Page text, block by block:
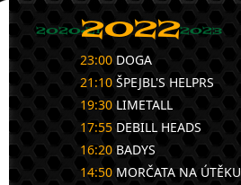
2020-2120222023
23:00 DOGA
21:10 ŠPEJBL'S HELPRS
19:30 LIMETALL
17:55 DEBILL HEADS
16:20 BADYS
14:50 MORČATA NA ÚTĚKU